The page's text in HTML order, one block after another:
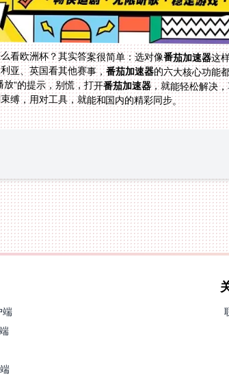
看欧洲杯？其实答案很简单：选对像番茄加速器这
亚、英国看其他赛事，番茄加速器的六大核心功能
”的提示，别慌，打开番茄加速器，就能轻松解决
缚，用对工具，就能和国内的精彩同步。
端